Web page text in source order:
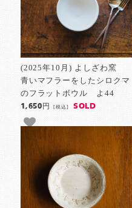
(2025年10月) よしざわ窯
青いマフラーをしたシロクマ
のフラットボウル よ44
1,650円[税込] SOLD